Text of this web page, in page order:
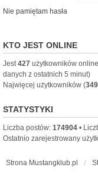
Nie pamiętam hasła
KTO JEST ONLINE
Jest427 użytkowników
danych z ostatnich 5 minut)
Najwięcej użytkowników (
STATYSTYKI
Liczba postów: 174904 •
Ostatnio zarejestrowany
Strona Mustangklub.pl